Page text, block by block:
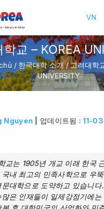
VN
교 – KOREA
/ 한국대학 소개/고려대학
UNIVERSITY
Nguyen | 업데이트됨 :11-
교는 1905년 개교 이래 한국
국내 최고의 민족사학으로 우
대학으로 도약하고 있습니
은 인재들이 일제강점기에